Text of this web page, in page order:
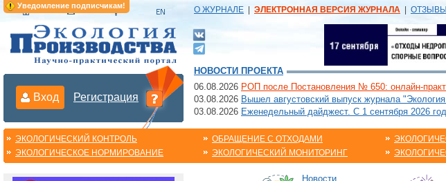
Уведомление подписчикам! О ЖУРНАЛЕ ЭЛЕКТРОННАЯ ВЕРСИЯ ЖУРНАЛА ОТЗЫВЫ
Вход Регистрация
НОВОСТИ ПРОЕКТА
06.08.2026 РОП после Постановления № 650: онлайн-
03.08.2026 Вышел августовский выпуск журнала
03.08.2026 Еженедельный дайджест. С 1 сентября 2026
ЭКОЛОГИЧЕСКИЙ КОНТРОЛЬ
ЭКОЛОГИЧЕСКОЕ НОРМИРОВАНИЕ
ОБРАЩЕНИЕ С ОТХОДАМИ
ЭКОЛОГИЧЕСКИЙ МОНИТОРИНГ
Новости